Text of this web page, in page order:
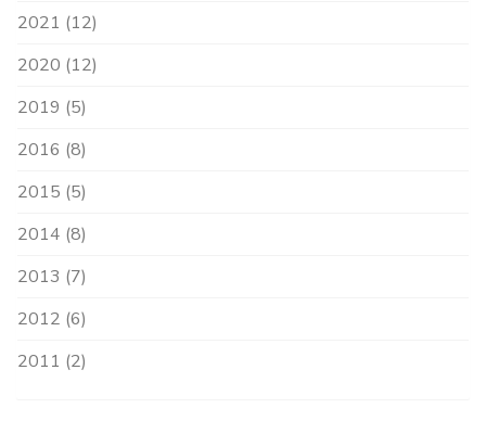
2021 (12)
2020 (12)
2019 (5)
2016 (8)
2015 (5)
2014 (8)
2013 (7)
2012 (6)
2011 (2)